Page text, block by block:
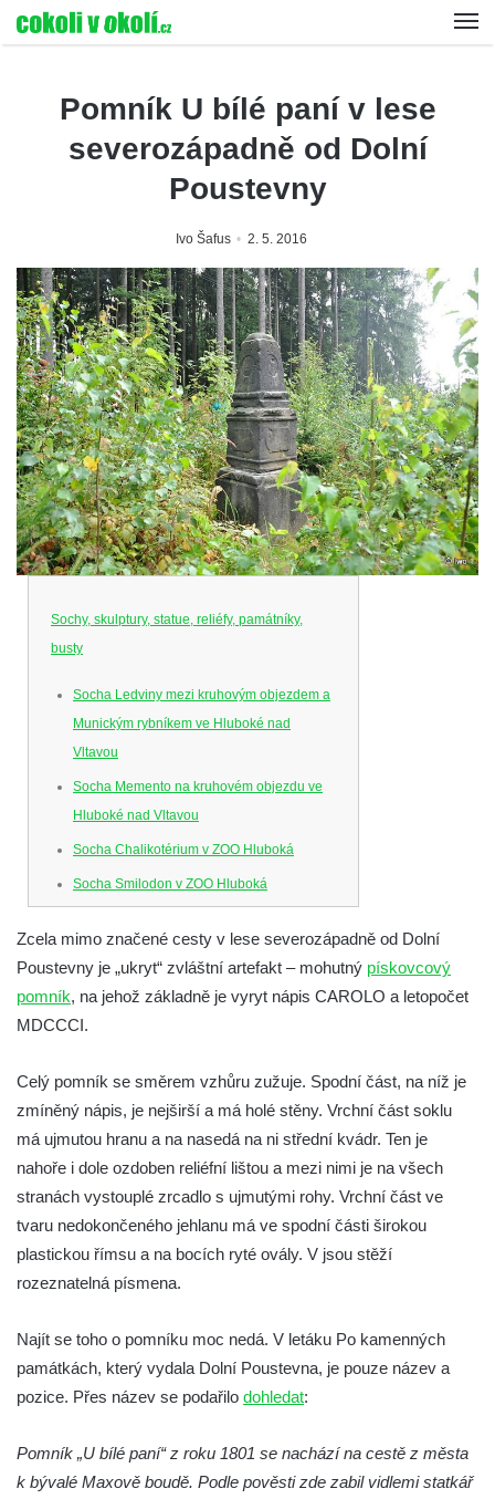
Pomník U bílé paní v lese
severozápadně od Dolní
Poustevny
Ivo Šafus 2. 5. 2016
Sochy, skulptury, statue, reliéfy, památníky,
busty
Socha Ledviny mezi kruhovým objezdem a
Munickým rybníkem ve Hluboké nad
Vltavou
Socha Memento na kruhovém objezdu ve
Hluboké nad Vltavou
Socha Chalikotérium v ZOO Hluboká
Socha Smilodon v ZOO Hluboká
Socha Koroun bezzubý v ZOO Hluboká
Socha Medvěd jeskynní v ZOO Hluboká
Socha Mamut srstnatý v ZOO Hluboká
Socha Orel v ZOO Hluboká
Socha Přátelství v ZOO Hluboká
Socha Matka příroda v ZOO Hluboká
Socha Lišky v ZOO Hluboká
Socha Kudlanka v ZOO Hluboká
Socha Rys číhající na srnu v ZOO Hluboká
Socha Orlice v ZOO Hluboká
Socha Želva v ZOO Hluboká
Zcela mimo značené cesty v lese severozápadně od Dolní
Poustevny je „ukryt“ zvláštní artefakt – mohutný pískovcový
pomník, na jehož základně je vyryt nápis CAROLO a letopočet
MDCCCI.
Celý pomník se směrem vzhůru zužuje. Spodní část, na níž je
zmíněný nápis, je nejširší a má holé stěny. Vrchní část soklu
má ujmutou hranu a na nasedá na ni střední kvádr. Ten je
nahoře i dole ozdoben reliéfní lištou a mezi nimi je na všech
stranách vystouplé zrcadlo s ujmutými rohy. Vrchní část ve
tvaru nedokončeného jehlanu má ve spodní části širokou
plastickou římsu a na bocích ryté ovály. V jsou stěží
rozeznatelná písmena.
Najít se toho o pomníku moc nedá. V letáku Po kamenných
památkách, který vydala Dolní Poustevna, je pouze název a
pozice. Přes název se podařilo dohledat:
Pomník „U bílé paní“ z roku 1801 se nachází na cestě z města
k bývalé Maxově boudě. Podle pověsti zde zabil vidlemi statkář